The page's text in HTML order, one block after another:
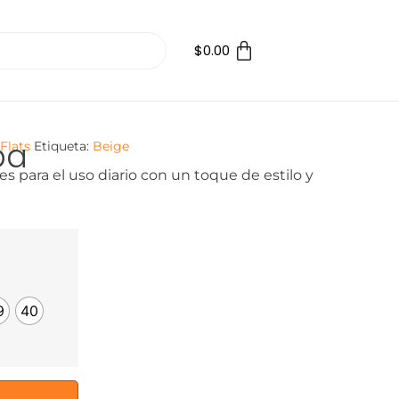
$0.00
Flats Etiqueta: Beige
para el uso diario con un toque de estilo y
40